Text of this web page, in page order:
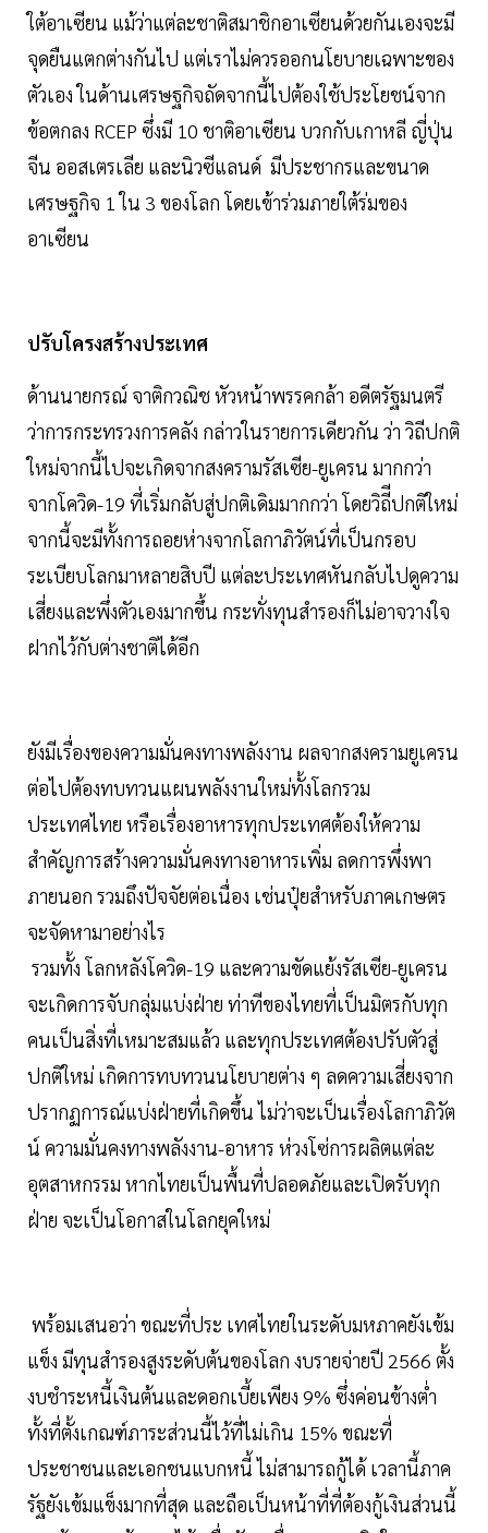
ใต้อาเซียน แม้ว่าแต่ละชาติสมาชิกอาเซียนด้วยกันเองจะมี
จุดยืนแตกต่างกันไป แต่เราไม่ควรออกนโยบายเฉพาะของ
ตัวเอง ในด้านเศรษฐกิจถัดจากนี้ไปต้องใช้ประโยชน์จาก
ข้อตกลง RCEP ซึ่งมี 10 ชาติอาเซียน บวกกับเกาหลี ญี่ปุ่น
จีน ออสเตรเลีย และนิวซีแลนด์ มีประชากรและขนาด
เศรษฐกิจ 1 ใน 3 ของโลก โดยเข้าร่วมภายใต้ร่มของ
อาเซียน
ปรับโครงสร้างประเทศ
ด้านนายกรณ์ จาติกวณิช หัวหน้าพรรคกล้า อดีตรัฐมนตรี
ว่าการกระทรวงการคลัง กล่าวในรายการเดียวกัน ว่า วิถีปกติ
ใหม่จากนี้ไปจะเกิดจากสงครามรัสเซีย-ยูเครน มากกว่า
จากโควิด-19 ที่เริ่มกลับสู่ปกติเดิมมากกว่า โดยวิถีีปกติใหม่
จากนี้จะมีทั้งการถอยห่างจากโลกาภิวัตน์ที่เป็นกรอบ
ระเบียบโลกมาหลายสิบปี แต่ละประเทศหันกลับไปดูความ
เสี่ยงและพึ่งตัวเองมากขึ้น กระทั่งทุนสำรองก็ไม่อาจวางใจ
ฝากไว้กับต่างชาติได้อีก
ยังมีเรื่องของความมั่นคงทางพลังงาน ผลจากสงครามยูเครน
ต่อไปต้องทบทวนแผนพลังงานใหม่ทั้งโลกรวม
ประเทศไทย หรือเรื่องอาหารทุกประเทศต้องให้ความ
สำคัญการสร้างความมั่นคงทางอาหารเพิ่ม ลดการพึ่งพา
ภายนอก รวมถึงปัจจัยต่อเนื่อง เช่นปุ๋ยสำหรับภาคเกษตร
จะจัดหามาอย่างไร
รวมทั้ง โลกหลังโควิด-19 และความขัดแย้งรัสเซีย-ยูเครน
จะเกิดการจับกลุ่มแบ่งฝ่าย ท่าทีของไทยที่เป็นมิตรกับทุก
คนเป็นสิ่งที่เหมาะสมแล้ว และทุกประเทศต้องปรับตัวสู่
ปกติใหม่ เกิดการทบทวนนโยบายต่าง ๆ ลดความเสี่ยงจาก
ปรากฏการณ์แบ่งฝ่ายที่เกิดขึ้น ไม่ว่าจะเป็นเรื่องโลกาภิวัต
น์ ความมั่นคงทางพลังงาน-อาหาร ห่วงโซ่การผลิตแต่ละ
อุตสาหกรรม หากไทยเป็นพื้นที่ปลอดภัยและเปิดรับทุก
ฝ่าย จะเป็นโอกาสในโลกยุคใหม่
พร้อมเสนอว่า ขณะที่ประ เทศไทยในระดับมหภาคยังเข้ม
แข็ง มีทุนสำรองสูงระดับต้นของโลก งบรายจ่ายปี 2566 ตั้ง
งบชำระหนี้เงินต้นและดอกเบี้ยเพียง 9% ซึ่งค่อนข้างต่ำ
ทั้งที่ตั้งเกณฑ์ภาระส่วนนี้ไว้ที่ไม่เกิน 15% ขณะที่
ประชาชนและเอกชนแบกหนี้ ไม่สามารถกู้ได้ เวลานี้ภาค
รัฐยังเข้มแข็งมากที่สุด และถือเป็นหน้าที่ที่ต้องกู้เงินส่วนนี้